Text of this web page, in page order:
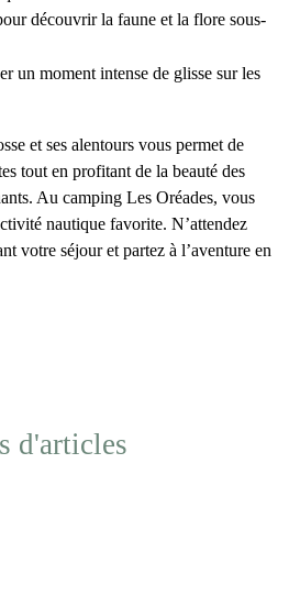
découvrir la faune et la flore sous-
un moment intense de glisse sur les
et ses alentours vous permet de
tout en profitant de la beauté des
Au camping Les Oréades, vous
nautique favorite. N’attendez
votre séjour et partez à l’aventure en
d'articles